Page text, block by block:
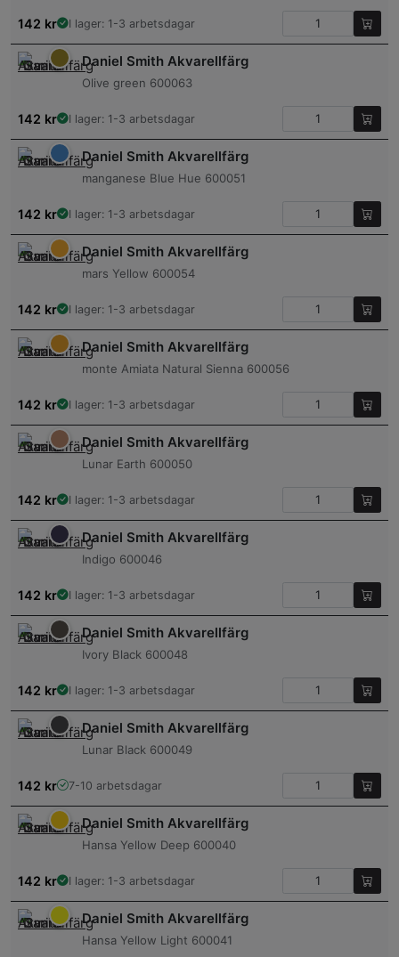
142 kr I lager: 1-3 arbetsdagar
Daniel Smith Akvarellfärg
Olive green 600063
142 kr I lager: 1-3 arbetsdagar
Daniel Smith Akvarellfärg
manganese Blue Hue 600051
142 kr I lager: 1-3 arbetsdagar
Daniel Smith Akvarellfärg
mars Yellow 600054
142 kr I lager: 1-3 arbetsdagar
Daniel Smith Akvarellfärg
monte Amiata Natural Sienna 600056
142 kr I lager: 1-3 arbetsdagar
Daniel Smith Akvarellfärg
Lunar Earth 600050
142 kr I lager: 1-3 arbetsdagar
Daniel Smith Akvarellfärg
Indigo 600046
142 kr I lager: 1-3 arbetsdagar
Daniel Smith Akvarellfärg
Ivory Black 600048
142 kr I lager: 1-3 arbetsdagar
Daniel Smith Akvarellfärg
Lunar Black 600049
142 kr 7-10 arbetsdagar
Daniel Smith Akvarellfärg
Hansa Yellow Deep 600040
142 kr I lager: 1-3 arbetsdagar
Daniel Smith Akvarellfärg
Hansa Yellow Light 600041